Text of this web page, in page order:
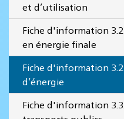
et d’utilisation
Fiche d'information
en énergie finale
Fiche d'information
d’énergie
Fiche d'information